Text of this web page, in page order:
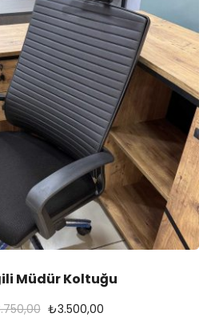
Müdür Koltuğu
O
₺3.500,00Ş